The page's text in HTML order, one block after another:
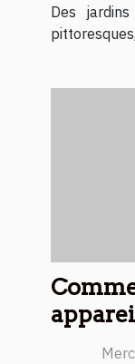
Des
périnée